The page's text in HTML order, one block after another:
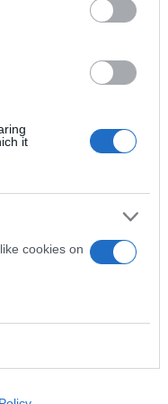
it
cookies on
και όπως
τόσο στα φρούτα όσο
θα
της χώρας
επί της παραγωγής
μας, οι 190.000
ντομάτας είχαν ήδη